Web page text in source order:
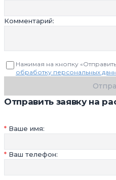
Комментарий:
Нажимая на кнопку
обработку персональных
Отправить заявку на
Ваше имя:
Ваш телефон: